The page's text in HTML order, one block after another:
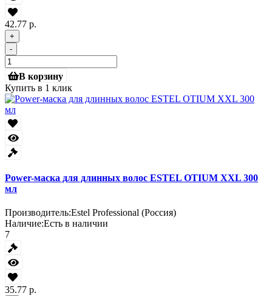
42.77 р.
+
-
В корзину
Купить в 1 клик
Power-маска для длинных волос ESTEL OTIUM XXL 300
мл
Производитель:Estel Professional (Россия)
Наличие:Есть в наличии
7
35.77 р.